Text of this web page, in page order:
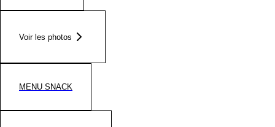
Voir les photos
MENU SNACK